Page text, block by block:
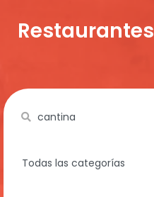
Restaurantes
Name
category